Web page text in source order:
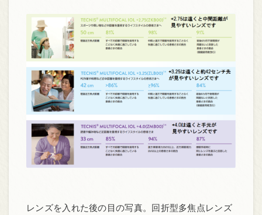
レンズを入れた後の目の写真。回折型多焦点レンズ